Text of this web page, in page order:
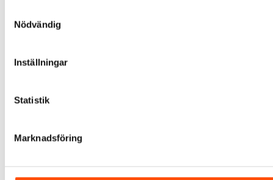
Nödvändig
Inställningar
Statistik
Marknadsföring